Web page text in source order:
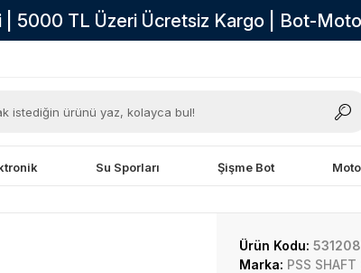
| 5000 TL Üzeri Ücretsiz Kargo | Bot-
Su Sporları Şişme Bot
Ürün Kodu:
Marka: PSS SHAFT